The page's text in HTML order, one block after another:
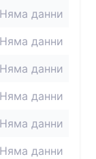
Няма данни
Няма данни
Няма данни
Няма данни
Няма данни
Няма данни